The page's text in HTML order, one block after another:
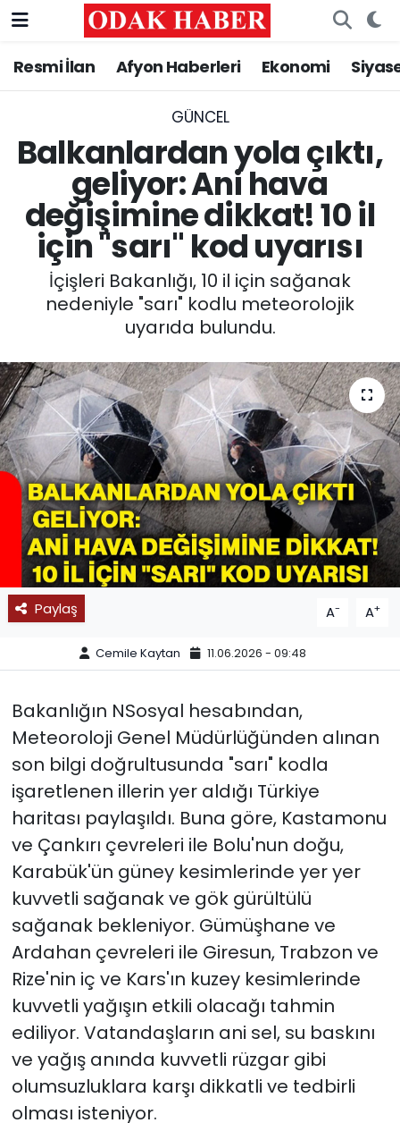
Resmi İlan Afyon Haberleri Ekonomi
GÜNCEL
Balkanlardan yola çıktı,
geliyor: Ani hava
değişimine dikkat! 10 il
için "sarı" kod uyarısı
İçişleri Bakanlığı, 10 il için sağanak
nedeniyle "sarı" kodlu meteorolojik
uyarıda bulundu.
Paylaş A- A+
Cemile Kaytan 11.06.2026 - 09:48
Bakanlığın NSosyal hesabından,
Meteoroloji Genel Müdürlüğünden alınan
son bilgi doğrultusunda "sarı" kodla
işaretlenen illerin yer aldığı Türkiye
haritası paylaşıldı. Buna göre, Kastamonu
ve Çankırı çevreleri ile Bolu'nun doğu,
Karabük'ün güney kesimlerinde yer yer
kuvvetli sağanak ve gök gürültülü
sağanak bekleniyor. Gümüşhane ve
Ardahan çevreleri ile Giresun, Trabzon ve
Rize'nin iç ve Kars'ın kuzey kesimlerinde
kuvvetli yağışın etkili olacağı tahmin
ediliyor. Vatandaşların ani sel, su baskını
ve yağış anında kuvvetli rüzgar gibi
olumsuzluklara karşı dikkatli ve tedbirli
olması isteniyor.
AFYONKARAHİSAR HABERLERİ
ASAYİŞ
GÜNCEL
SİYASET
EĞİTİM
SAĞLIK
SPOR
11:11 MANŞET
Nöbetçi Eczaneler
Trafik Durumu
Süper Lig Puan Durumu ve Fikstür
Tüm Manşetler
Son Dakika Haberleri
Haber Arşivi